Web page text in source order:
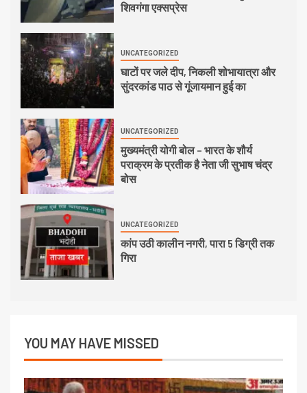
शिवगंगा एक्सप्रेस
UNCATEGORIZED
घाटों पर जले दीप, निकली शोभायात्रा और
सुंदरकांड पाठ से गूंजायमान हुई का
UNCATEGORIZED
मुख्यमंत्री योगी बोल – भारत के शौर्य
पराक्रम के प्रतीक है नेता जी सुभाष चंद्र
बोस
UNCATEGORIZED
कांप उठी कालीन नगरी, पारा 5 डिग्री तक
गिरा
YOU MAY HAVE MISSED